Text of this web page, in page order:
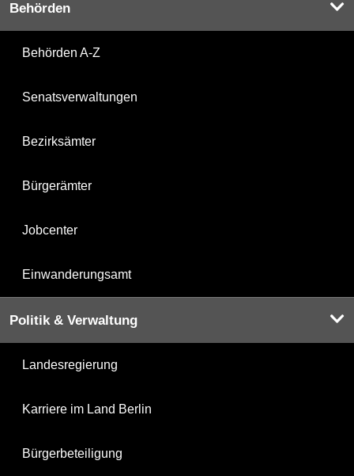
Behörden
Behörden A-Z
Senatsverwaltungen
Bezirksämter
Bürgerämter
Jobcenter
Einwanderungsamt
Politik & Verwaltung
Landesregierung
Karriere im Land Berlin
Bürgerbeteiligung